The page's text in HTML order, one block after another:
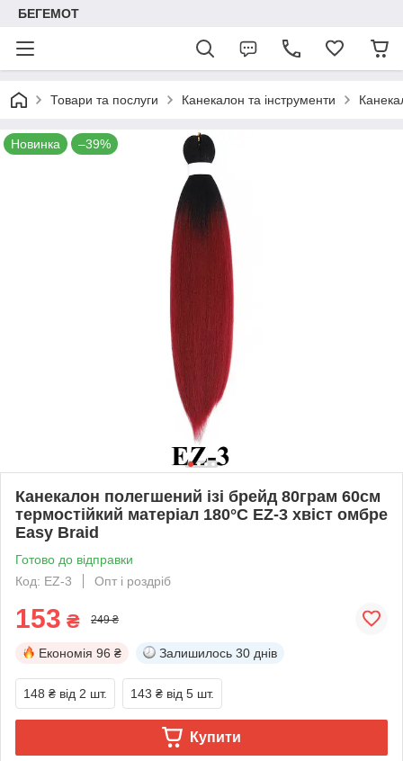
БЕГЕМОТ
Товари та послуги Канекалон та інструменти
Новинка –39%
Канекалон полегшений ізі брейд 80грам 60см
термостійкий матеріал 180°C EZ-3 хвіст омбре
Easy Braid
Готово до відправки
Код: EZ-3
Опт і роздріб
153 ₴ 249 ₴
Економія 96 ₴ Залишилось 30 днів
148 ₴ від 2 шт. 143 ₴ від 5 шт.
Купити